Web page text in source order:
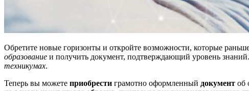
Обретите новые горизонты и откройте возможности, которые
образование и получить документ, подтверждающий уровень
техникумах.
Теперь вы можете приобрести грамотно оформленный документ об